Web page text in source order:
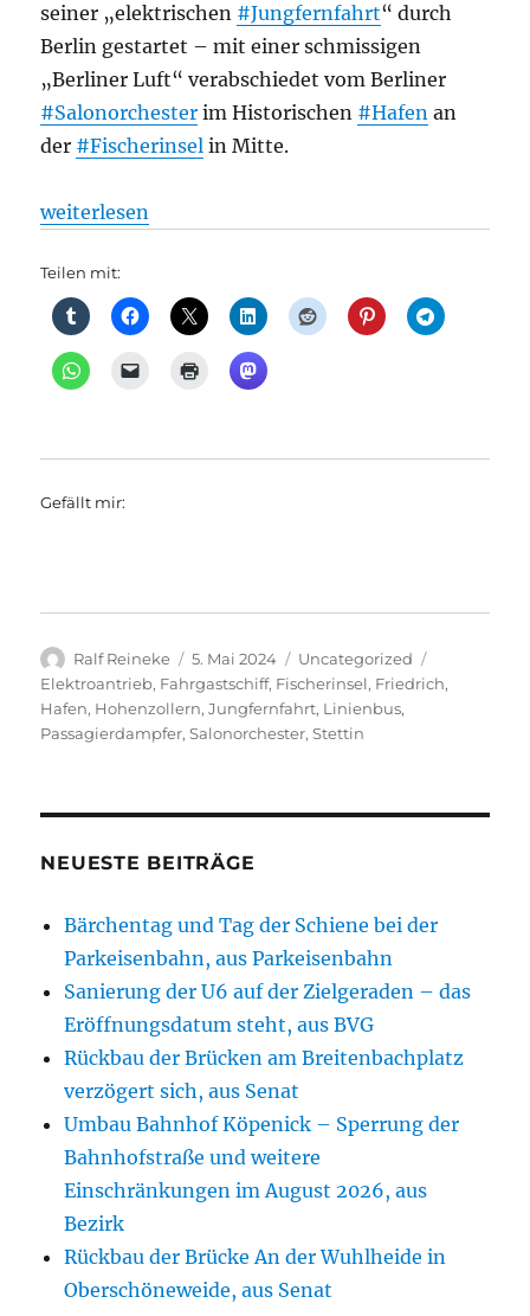
seiner „elektrischen #Jungfernfahrt“ durch
Berlin gestartet – mit einer schmissigen
„Berliner Luft“ verabschiedet vom Berliner
#Salonorchester im Historischen #Hafen an
der #Fischerinsel in Mitte.
„Schiffsverkehr: „Kaiser Friedrich“ wieder auf
weiterlesen
Teilen mit:
Gefällt mir:
Autor
Ralf Reineke
Veröffentlicht
am
5. Mai 2024 Kategorien
Uncategorized
Elektroantrieb, Fahrgastschiff, Fischerinsel, Friedrich,
Hafen, Hohenzollern,Jungfernfahrt, Linienbus,
Passagierdampfer,Salonorchester,Stettin
NEUESTE BEITRÄGE
Bärchentag und Tag der Schiene bei der
Parkeisenbahn, aus Parkeisenbahn
Sanierung der U6 auf der Zielgeraden – das
Eröffnungsdatum steht, aus BVG
Rückbau der Brücken am Breitenbachplatz
verzögert sich, aus Senat
Umbau Bahnhof Köpenick – Sperrung der
Bahnhofstraße und weitere
Einschränkungen im August 2026, aus
Bezirk
Rückbau der Brücke An der Wuhlheide in
Oberschöneweide, aus Senat